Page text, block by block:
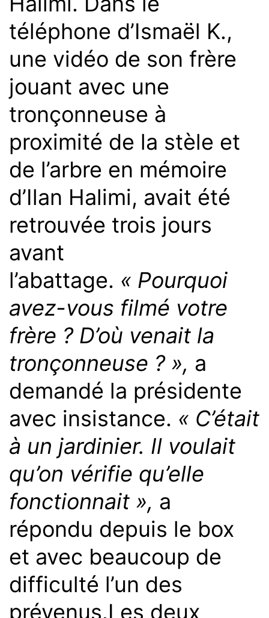
téléphone d’Ismaël K.,
une vidéo de son frère
jouant avec une
tronçonneuse à
proximité de la stèle et
de l’arbre en mémoire
d’Ilan Halimi, avait été
retrouvée trois jours
avant
l’abattage. « Pourquoi
avez-vous filmé votre
frère ? D’où venait la
tronçonneuse ? », a
demandé la présidente
avec insistance. « C’était
à un jardinier. Il voulait
qu’on vérifie qu’elle
fonctionnait », a
répondu depuis le box
et avec beaucoup de
difficulté l’un des
prévenus.Les deux